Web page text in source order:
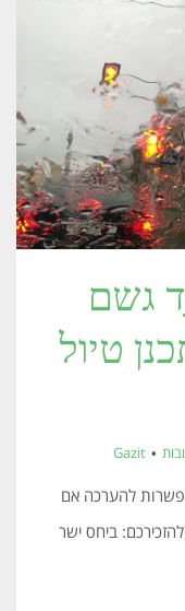
גשם
טיול
Gazit
להערכה אם
ביחס ישר